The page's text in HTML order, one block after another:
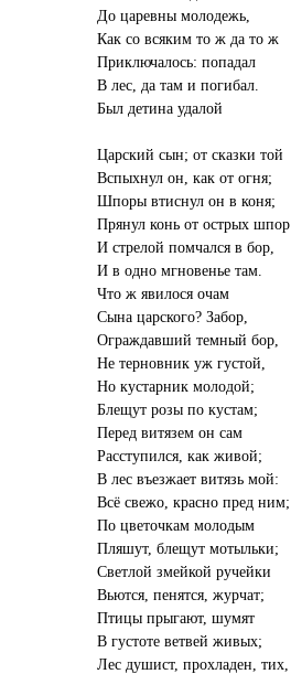
До царевны молодежь,
Как со всяким то ж да то ж
Приключалось: попадал
В лес, да там и погибал.
Был детина удалой
Царский сын; от сказки той
Вспыхнул он, как от огня;
Шпоры втиснул он в коня;
Прянул конь от острых шпор
И стрелой помчался в бор,
И в одно мгновенье там.
Что ж явилося очам
Сына царского? Забор,
Ограждавший темный бор,
Не терновник уж густой,
Но кустарник молодой;
Блещут розы по кустам;
Перед витязем он сам
Расступился, как живой;
В лес въезжает витязь мой:
Всё свежо, красно пред ним;
По цветочкам молодым
Пляшут, блещут мотыльки;
Светлой змейкой ручейки
Вьются, пенятся, журчат;
Птицы прыгают, шумят
В густоте ветвей живых;
Лес душист, прохладен, тих,